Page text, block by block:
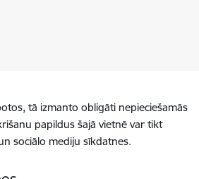
tā izmanto obligāti nepieciešamās
papildus šajā vietnē var tikt
sociālo mediju sīkdatnes.